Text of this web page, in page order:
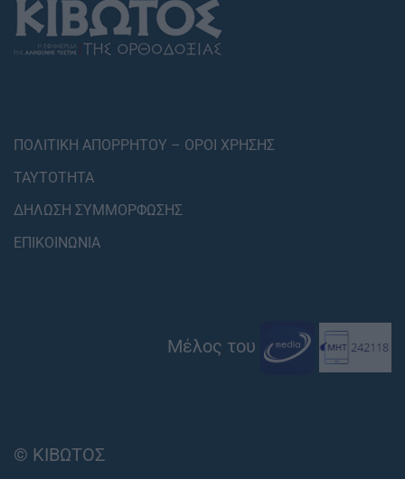
ΠΟΛΙΤΙΚΗ ΑΠΟΡΡΗΤΟΥ – ΟΡΟΙ ΧΡΗΣΗΣ
ΤΑΥΤΟΤΗΤΑ
ΔΗΛΩΣΗ ΣΥΜΜΟΡΦΩΣΗΣ
ΕΠΙΚΟΙΝΩΝΙΑ
Μέλος του
© ΚΙΒΩΤΟΣ